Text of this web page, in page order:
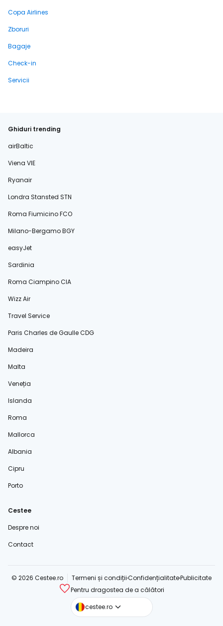
Copa Airlines
Zboruri
Bagaje
Check-in
Servicii
Ghiduri trending
airBaltic
Viena VIE
Ryanair
Londra Stansted STN
Roma Fiumicino FCO
Milano-Bergamo BGY
easyJet
Sardinia
Roma Ciampino CIA
Wizz Air
Travel Service
Paris Charles de Gaulle CDG
Madeira
Malta
Veneția
Islanda
Roma
Mallorca
Albania
Cipru
Porto
Cestee
Despre noi
Contact
© 2026 Cestee.ro Termeni și condițiiConfidențialitatePublicitate
Pentru dragostea de a călători
cestee.ro
cestee.com
cestee.sk